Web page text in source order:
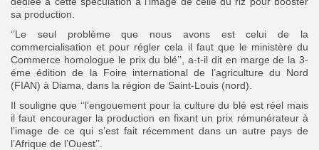
sa production.
‘’Le seul problème que nous avons est celui de la
commercialisation et pour régler cela il faut que le ministère du
Commerce homologue le prix du blé’’, a-t-il dit en marge de la 3-
éme édition de la Foire international de l’agriculture du Nord
(FIAN) à Diama, dans la région de Saint-Louis (nord).
Il souligne que ‘’l’engouement pour la culture du blé est réel mais
il faut encourager la production en fixant un prix rémunérateur à
l’image de ce qui s’est fait récemment dans un autre pays de
l’Afrique de l’Ouest’’.